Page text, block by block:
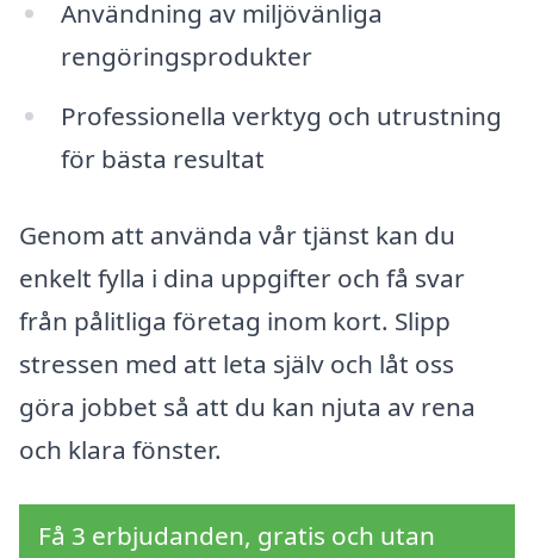
Användning av miljövänliga
rengöringsprodukter
Professionella verktyg och utrustning
för bästa resultat
Genom att använda vår tjänst kan du
enkelt fylla i dina uppgifter och få svar
från pålitliga företag inom kort. Slipp
stressen med att leta själv och låt oss
göra jobbet så att du kan njuta av rena
och klara fönster.
Få 3 erbjudanden, gratis och utan